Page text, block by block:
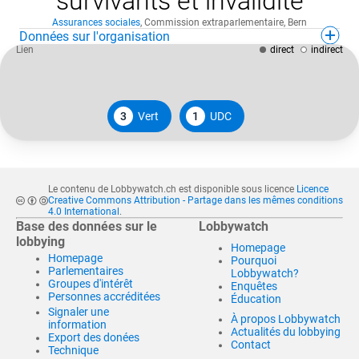
Assurances sociales, Commission extraparlementaire, Bern
Données sur l'organisation
3 Vert 1 UDC
Lien direct indirect
Le contenu de Lobbywatch.ch est disponible sous licence Licence
Creative Commons Attribution - Partage dans les mêmes conditions
4.0 International .
Base des données sur le
lobbying
Homepage
Parlementaires
Groupes d'intérêt
Personnes accréditées
Signaler une
information
Export des donées
Technique
Lobbywatch
Homepage
Pourquoi
Lobbywatch?
Enquêtes
Éducation
À propos Lobbywatch
Actualités du lobbying
Contact